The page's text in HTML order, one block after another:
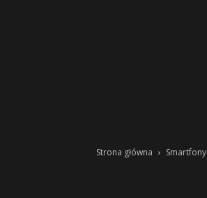
Strona główna Smartfony